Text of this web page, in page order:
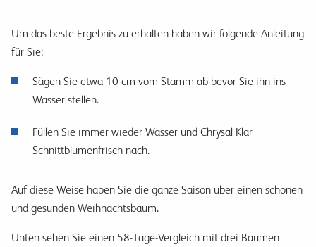
Um das beste Ergebnis zu erhalten haben wir folgende Anleitung
für Sie:
Sägen Sie etwa 10 cm vom Stamm ab bevor Sie ihn ins
Wasser stellen.
Füllen Sie immer wieder Wasser und Chrysal Klar
Schnittblumenfrisch nach.
Auf diese Weise haben Sie die ganze Saison über einen schönen
und gesunden Weihnachtsbaum.
Unten sehen Sie einen 58-Tage-Vergleich mit drei Bäumen